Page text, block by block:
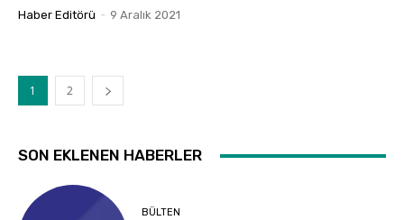
Haber Editörü - 9 Aralık 2021
1 2
SON EKLENEN HABERLER
BÜLTEN